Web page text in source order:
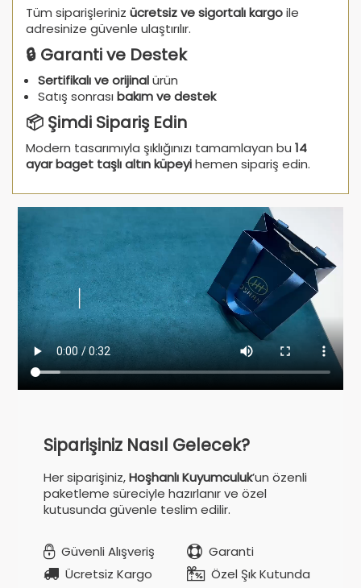
Tüm siparişleriniz ücretsiz ve sigortalı kargoile
adresinize güvenle ulaştırılır.
🔒 Garanti ve Destek
Sertifikalı ve orijinalürün
Satış sonrası bakım ve destek
📦 Şimdi Sipariş Edin
Modern tasarımıyla şıklığınızı tamamlayan bu 14
ayar baget taşlı altın küpeyihemen sipariş edin.
Siparişiniz Nasıl Gelecek?
Her siparişiniz,Hoşhanlı Kuyumculuk’un özenli
paketleme süreciyle hazırlanır ve özel
kutusunda güvenle teslim edilir.
Güvenli Alışveriş
Garanti
Ücretsiz Kargo
Özel Şık Kutunda